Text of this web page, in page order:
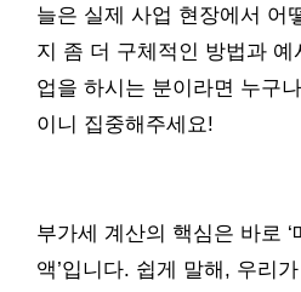
늘은 실제 사업 현장에서 어
지 좀 더 구체적인 방법과
업을 하시는 분이라면 누구
이니 집중해주세요!
부가세 계산의 핵심은 바로 ‘
액’입니다. 쉽게 말해, 우리